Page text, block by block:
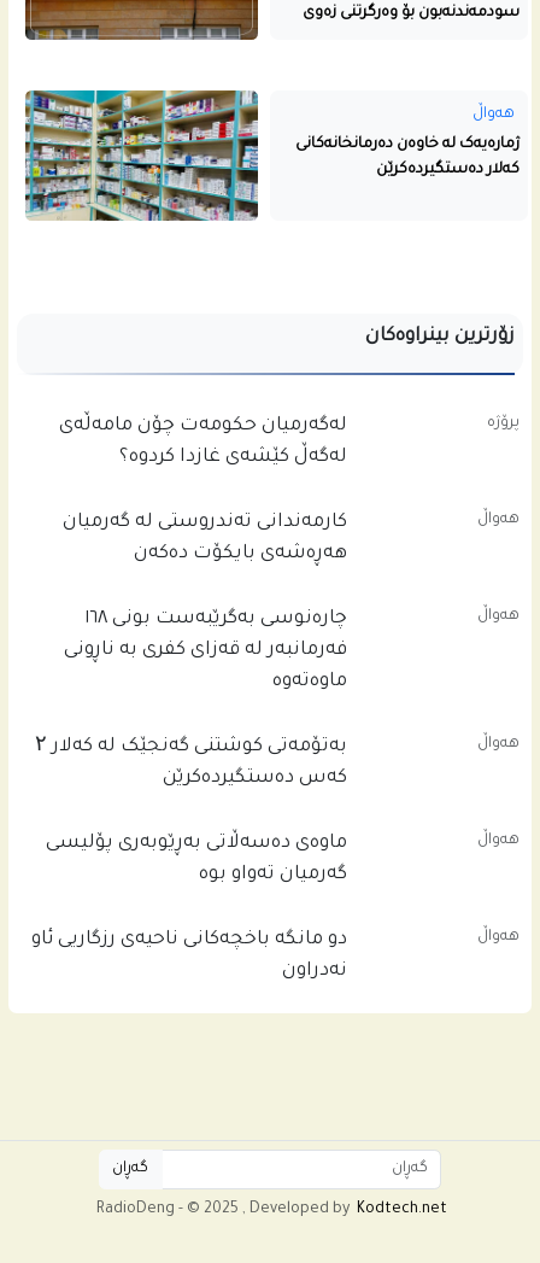
سودمەندنەبون بۆ وەرگرتنی زەوی
هەواڵ
ژمارەیەک لە خاوەن دەرمانخانەکانی
کەلار دەستگیردەکرێن
زۆرترین بینراوەکان
پرۆژە
له‌گه‌رمیان حكومه‌ت چۆن مامه‌ڵه‌ى
له‌گه‌ڵ كێشه‌ى غازدا كردوه‌؟
هەواڵ
کارمەندانی تەندروستی لە گەرمیان
هەڕەشەی بایکۆت دەکەن
هەواڵ
چاره‌نوسى به‌گرێبه‌ست بونى ١٦٨
فه‌رمانبه‌ر له‌ قه‌زاى كفرى به‌ ناڕونى
ماوه‌ته‌وه‌
هەواڵ
بەتۆمەتی کوشتنی گەنجێک لە کەلار ۲
کەس دەستگیردەکرێن
هەواڵ
ماوەی دەسەڵاتی بەڕێوبەری پۆلیسی
گەرمیان تەواو بوە
هەواڵ
دو مانگە باخچەکانی ناحیەی رزگاریی ئاو
نەدراون
Kodtech.net